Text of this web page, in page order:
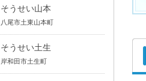
そうせい山本
八尾市土東山本町
そうせい土生
岸和田市土生町